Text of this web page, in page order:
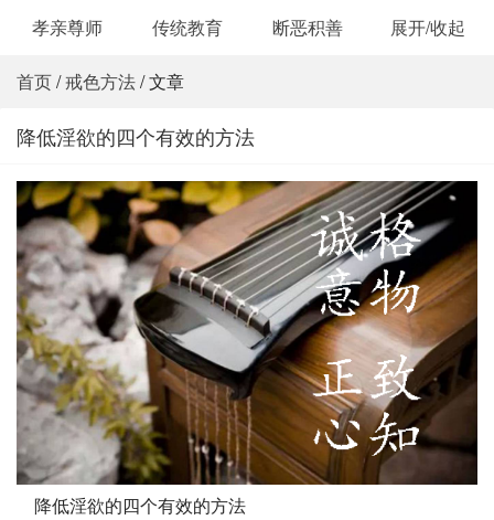
孝亲尊师 传统教育 断恶积善 展开/收起
首页/戒色方法/ 文章
降低淫欲的四个有效的方法
降低淫欲的四个有效的方法